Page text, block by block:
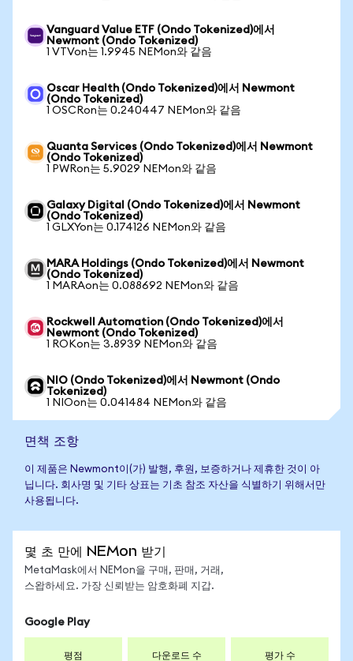
Vanguard Value ETF (Ondo Tokenized)에서
Newmont (Ondo Tokenized)
1 VTVon는 1.9945 NEMon와 같음
Oscar Health (Ondo Tokenized)에서 Newmont
(Ondo Tokenized)
1 OSCRon는 0.240447 NEMon와 같음
Quanta Services (Ondo Tokenized)에서 Newmont
(Ondo Tokenized)
1 PWRon는 5.9029 NEMon와 같음
Galaxy Digital (Ondo Tokenized)에서 Newmont
(Ondo Tokenized)
1 GLXYon는 0.174126 NEMon와 같음
MARA Holdings (Ondo Tokenized)에서 Newmont
(Ondo Tokenized)
1 MARAon는 0.088692 NEMon와 같음
Rockwell Automation (Ondo Tokenized)에서
Newmont (Ondo Tokenized)
1 ROKon는 3.8939 NEMon와 같음
NIO (Ondo Tokenized)에서 Newmont (Ondo
Tokenized)
1 NIOon는 0.041484 NEMon와 같음
면책 조항
이 제품은 Newmont이(가) 발행, 후원, 보증하거나 제휴한 것이 아
닙니다. 회사명 및 기타 상표는 기초 참조 자산을 식별하기 위해서만
사용됩니다.
몇 초 만에 NEMon 받기
MetaMask에서 NEMon을 구매, 판매, 거래,
스왑하세요. 가장 신뢰받는 암호화폐 지갑.
Google Play
평점 다운로드 수 평가 수